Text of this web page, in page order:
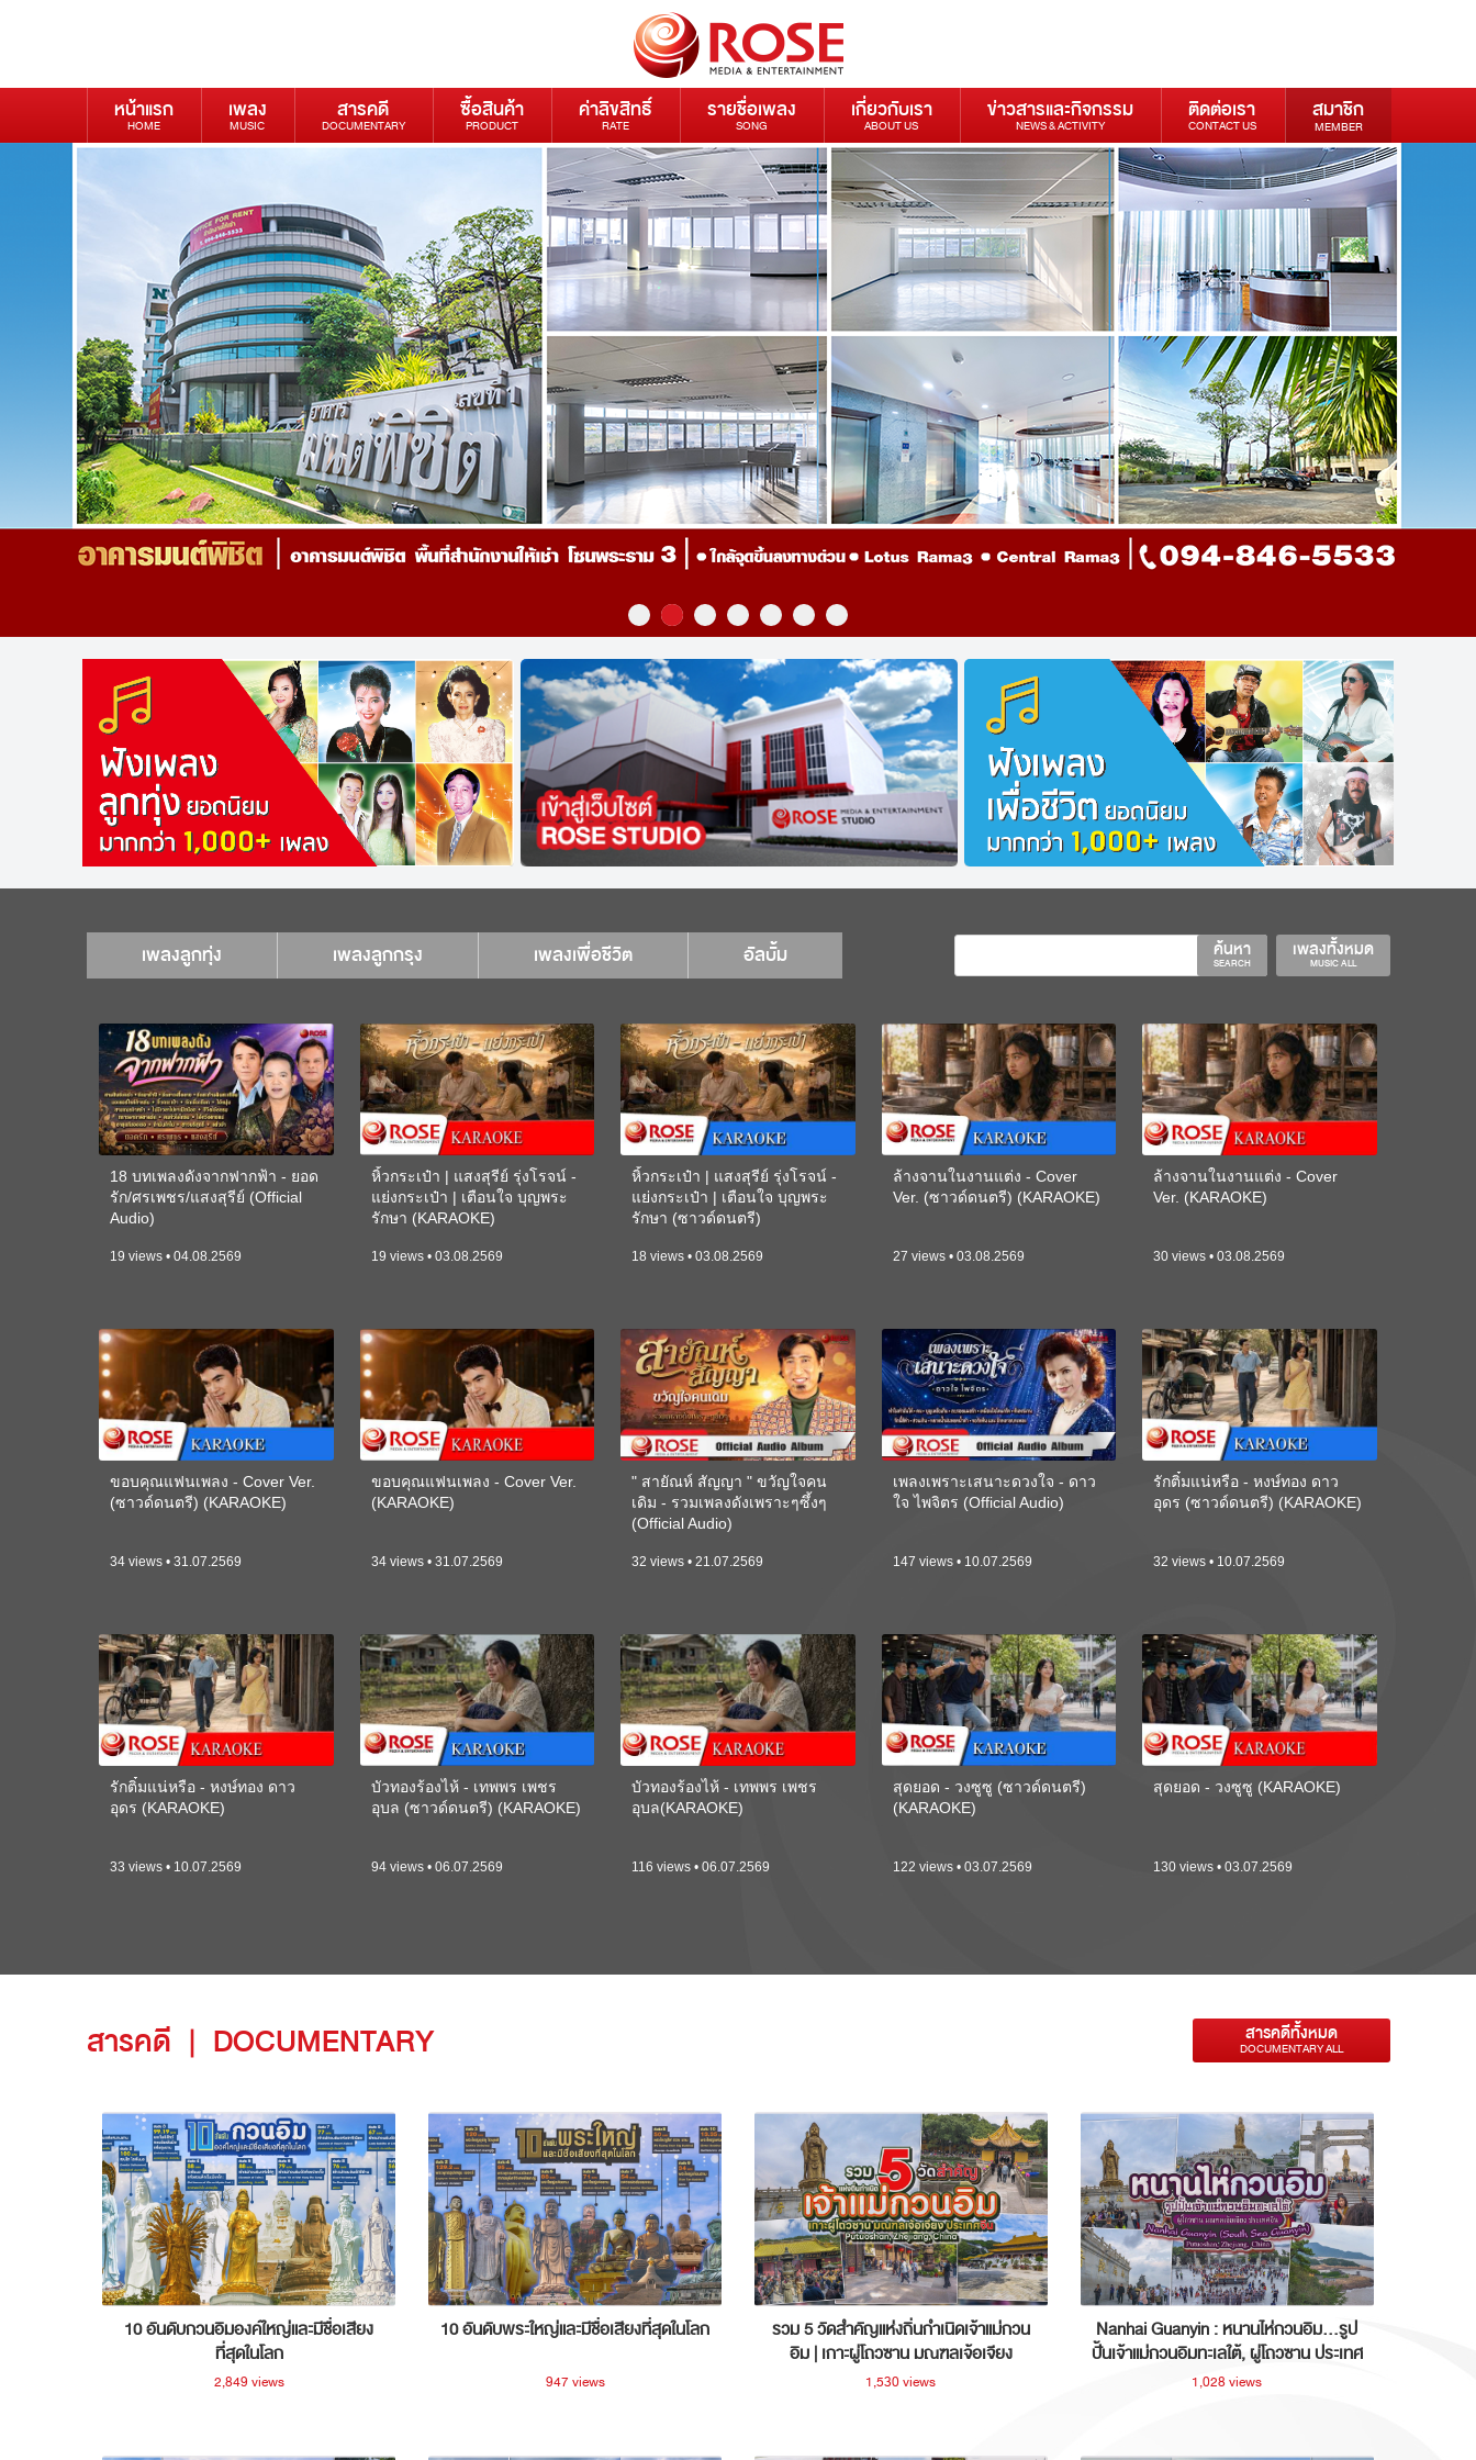
หน้าแรก
HOME
เพลง
MUSIC
สารคดี
DOCUMENTARY
ซื้อสินค้า
PRODUCT
ค่าลิขสิทธิ์
RATE
รายชื่อเพลง
SONG
เกี่ยวกับเรา
ABOUT US
ข่าวสารและกิจกรรม
NEWS & ACTIVITY
ติดต่อเรา
CONTACT US
สมาชิก
MEMBER
เพลงลูกทุ่ง เพลงลูกกรุง เพลงเพื่อชีวิต อัลบั้ม เพลงทั้งหมด
MUSIC ALL
ค้นหา
SEARCH
18 บทเพลงดังจากฟากฟ้า - ยอด
รัก/ศรเพชร/แสงสุรีย์ (Official
Audio)
19 views • 04.08.2569
หิ้วกระเป๋า | แสงสุรีย์ รุ่งโรจน์ -
แย่งกระเป๋า | เตือนใจ บุญพระ
รักษา (KARAOKE)
19 views • 03.08.2569
หิ้วกระเป๋า | แสงสุรีย์ รุ่งโรจน์ -
แย่งกระเป๋า | เตือนใจ บุญพระ
รักษา (ซาวด์ดนตรี)
18 views • 03.08.2569
ล้างจานในงานแต่ง - Cover
Ver. (ซาวด์ดนตรี) (KARAOKE)
27 views • 03.08.2569
ล้างจานในงานแต่ง - Cover
Ver. (KARAOKE)
30 views • 03.08.2569
ขอบคุณแฟนเพลง - Cover Ver.
(ซาวด์ดนตรี) (KARAOKE)
34 views • 31.07.2569
ขอบคุณแฟนเพลง - Cover Ver.
(KARAOKE)
34 views • 31.07.2569
" สายัณห์ สัญญา " ขวัญใจคน
เดิม - รวมเพลงดังเพราะๆซึ้งๆ
(Official Audio)
32 views • 21.07.2569
เพลงเพราะเสนาะดวงใจ - ดาว
ใจ ไพจิตร (Official Audio)
147 views • 10.07.2569
รักติ๋มแน่หรือ - หงษ์ทอง ดาว
อุดร (ซาวด์ดนตรี) (KARAOKE)
32 views • 10.07.2569
รักติ๋มแน่หรือ - หงษ์ทอง ดาว
อุดร (KARAOKE)
33 views • 10.07.2569
บัวทองร้องไห้ - เทพพร เพชร
อุบล (ซาวด์ดนตรี) (KARAOKE)
94 views • 06.07.2569
บัวทองร้องไห้ - เทพพร เพชร
อุบล(KARAOKE)
116 views • 06.07.2569
สุดยอด - วงซูซู (ซาวด์ดนตรี)
(KARAOKE)
122 views • 03.07.2569
สุดยอด - วงซูซู (KARAOKE)
130 views • 03.07.2569
สารคดี | DOCUMENTARY สารคดีทั้งหมด
DOCUMENTARY ALL
10 อันดับกวนอิมองค์ใหญ่และมีชื่อเสียง
ที่สุดในโลก
2,849 views
10 อันดับพระใหญ่และมีชื่อเสียงที่สุดในโลก
947 views
รวม 5 วัดสำคัญแห่งถิ่นกำเนิดเจ้าแม่กวน
อิม | เกาะผู่โถวซาน มณฑลเจ้อเจียง
ประเทศจีน
1,530 views
Nanhai Guanyin : หนานไห่กวนอิม...รูป
ปั้นเจ้าแม่กวนอิมทะเลใต้, ผู่โถวซาน ประเทศ
จีน
1,028 views